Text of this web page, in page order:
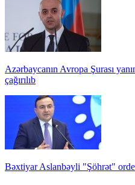
Azərbaycanın Avropa Şurası
çağırılıb
Bəxtiyar Aslanbəyli "Şöhrət"